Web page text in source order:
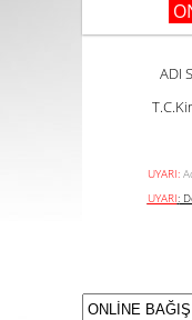
ADI
UYARI:
UYARI: